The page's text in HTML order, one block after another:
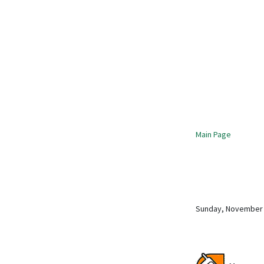
Main Page
Sunday, November